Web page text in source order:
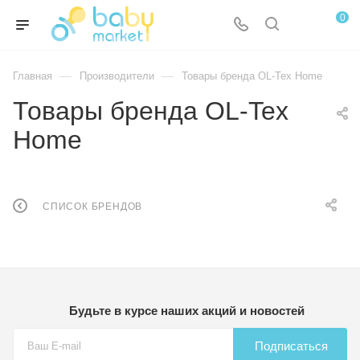
0
Главная — Производители — Товары бренда OL-Tex Home
Товары бренда OL-Tex
Home
СПИСОК БРЕНДОВ
Будьте в курсе наших акций и новостей
Подписаться